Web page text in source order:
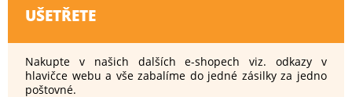
UŠETŘETE
Nakupte v našich dalších e-shopech viz. odkazy v
hlavičce webu a vše zabalíme do jedné zásilky za jedno
poštovné.